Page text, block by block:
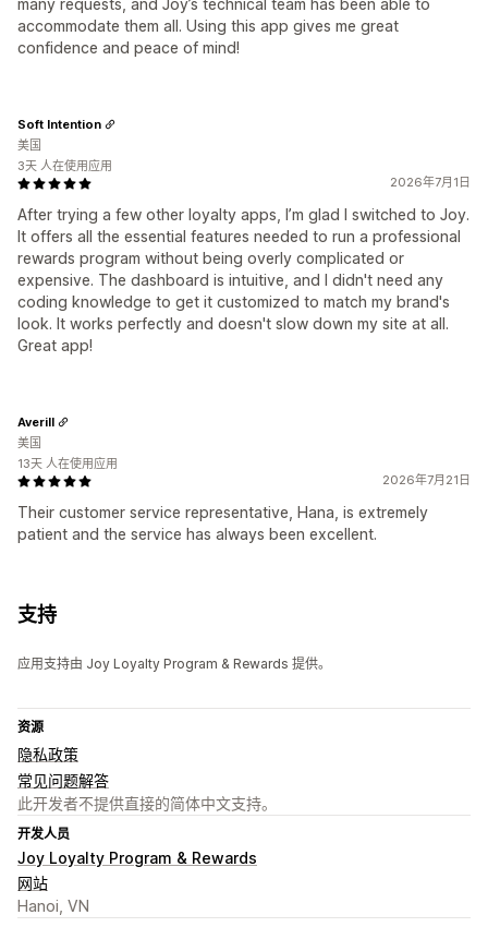
many requests, and Joy’s technical team has been able to
accommodate them all. Using this app gives me great
confidence and peace of mind!
2026年7月1日
After trying a few other loyalty apps, I’m glad I switched to Joy.
It offers all the essential features needed to run a professional
rewards program without being overly complicated or
expensive. The dashboard is intuitive, and I didn't need any
coding knowledge to get it customized to match my brand's
look. It works perfectly and doesn't slow down my site at all.
Great app!
Soft Intention
美国
3天 人在使用应用
2026年7月21日
Their customer service representative, Hana, is extremely
patient and the service has always been excellent.
Averill
美国
13天 人在使用应用
支持
应用支持由 Joy Loyalty Program & Rewards 提供。
资源
隐私政策
常见问题解答
此开发者不提供直接的简体中文支持。
开发人员
Joy Loyalty Program & Rewards
网站
Hanoi, VN